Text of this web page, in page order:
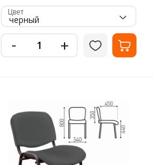
Цвет
черный
- +